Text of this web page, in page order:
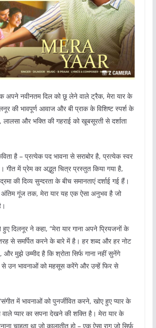
अपने नवीनतम दिल को छू लेने वाले ट्रैक, मेरा यार के
की भावपूर्ण आवाज और बी प्राक के विशिष्ट स्पर्श के
और भक्ति की गहराई को खूबसूरती से दर्शाता
है – प्रत्येक पद भावना से सराबोर है, प्रत्येक स्वर
में प्रेम का अद्भुत चित्र प्रस्तुत किया गया है,
की दिव्य सुन्दरता के बीच समानताएं दर्शाई गई हैं।
गूंज तक, मेरा यार यह एक ऐसा अनुभव है जो
हुए दिलनूर ने कहा, “मेरा यार गाना अपने प्रियजनों के
से समर्पित करने के बारे में है। हर शब्द और हर नोट
और मुझे उम्मीद है कि श्रोता सिर्फ गाना नहीं सुनेंगे
से उन भावनाओं को महसूस करेंगे और उन्हें फिर से
में भावनाओं को पुनर्जीवित करने, खोए हुए प्यार के
प्यार का सपना देखने की शक्ति है। मेरा यार के
चाहता था जो कालातीत हो – एक ऐसा राग जो सिर्फ़